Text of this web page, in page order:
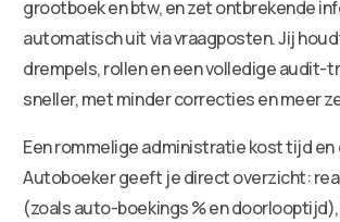
grootboek en btw, en zet ontbrekende
automatisch uit via vraagposten. Jij
drempels, rollen en een volledige audit-
sneller, met minder correcties en meer
Een rommelige administratie kost tijd en
Autoboeker geeft je direct overzicht:
(zoals auto-boekings % en